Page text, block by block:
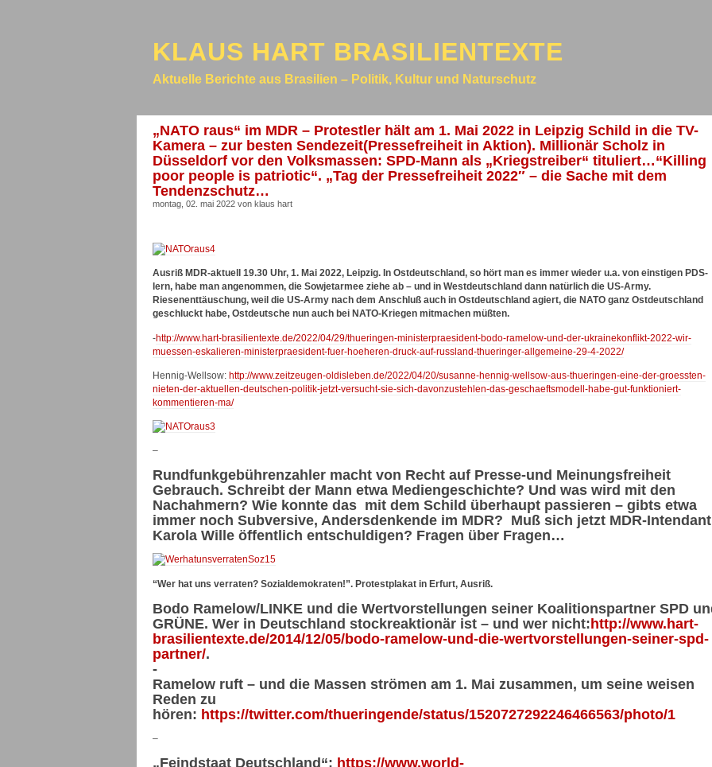
KLAUS HART BRASILIENTEXTE
Aktuelle Berichte aus Brasilien – Politik, Kultur und Naturschutz
„NATO raus“ im MDR – Protestler hält am 1. Mai 2022 in Leipzig Schild in die TV-
Kamera – zur besten Sendezeit(Pressefreiheit in Aktion). Millionär Scholz in
Düsseldorf vor den Volksmassen: SPD-Mann als „Kriegstreiber“ tituliert…“Killing
poor people is patriotic“. „Tag der Pressefreiheit 2022″ – die Sache mit dem
Tendenzschutz…
montag, 02. mai 2022 von klaus hart
Ausriß MDR-aktuell 19.30 Uhr, 1. Mai 2022, Leipzig. In Ostdeutschland, so hört man es immer wieder u.a. von einstigen PDS-
lern, habe man angenommen, die Sowjetarmee ziehe ab – und in Westdeutschland dann natürlich die US-Army.
Riesenenttäuschung, weil die US-Army nach dem Anschluß auch in Ostdeutschland agiert, die NATO ganz Ostdeutschland
geschluckt habe, Ostdeutsche nun auch bei NATO-Kriegen mitmachen müßten.
-http://www.hart-brasilientexte.de/2022/04/29/thueringen-ministerpraesident-bodo-ramelow-und-der-ukrainekonflikt-2022-wir-
muessen-eskalieren-ministerpraesident-fuer-hoeheren-druck-auf-russland-thueringer-allgemeine-29-4-2022/
Hennig-Wellsow: http://www.zeitzeugen-oldisleben.de/2022/04/20/susanne-hennig-wellsow-aus-thueringen-eine-der-groessten-
nieten-der-aktuellen-deutschen-politik-jetzt-versucht-sie-sich-davonzustehlen-das-geschaeftsmodell-habe-gut-funktioniert-
kommentieren-ma/
–
Rundfunkgebührenzahler macht von Recht auf Presse-und Meinungsfreiheit
Gebrauch. Schreibt der Mann etwa Mediengeschichte? Und was wird mit den
Nachahmern? Wie konnte das mit dem Schild überhaupt passieren – gibts etwa
immer noch Subversive, Andersdenkende im MDR? Muß sich jetzt MDR-
Karola Wille öffentlich entschuldigen? Fragen über Fragen…
“Wer hat uns verraten? Sozialdemokraten!”. Protestplakat in Erfurt, Ausriß.
Bodo Ramelow/LINKE und die Wertvorstellungen seiner Koalitionspartner SPD
GRÜNE. Wer in Deutschland stockreaktionär ist – und wer nicht:http://www.hart-
brasilientexte.de/2014/12/05/bodo-ramelow-und-die-wertvorstellungen-seiner-spd-
partner/.
-
Ramelow ruft – und die Massen strömen am 1. Mai zusammen, um seine weisen
Reden zu
hören: https://twitter.com/thueringende/status/1520727292246466563/photo/1
–
„Feindstaat Deutschland“: https://www.world-